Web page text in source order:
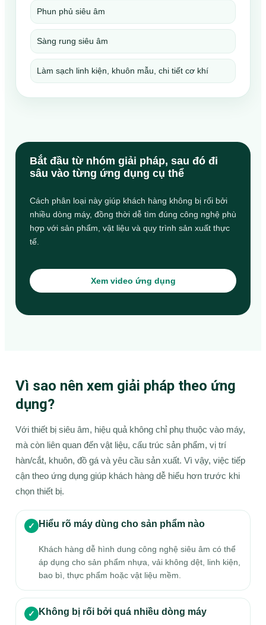
Phun phủ siêu âm
Sàng rung siêu âm
Làm sạch linh kiện, khuôn mẫu, chi tiết cơ khí
Bắt đầu từ nhóm giải pháp, sau đó đi
sâu vào từng ứng dụng cụ thể
Cách phân loại này giúp khách hàng không bị rối bởi
nhiều dòng máy, đồng thời dễ tìm đúng công nghệ phù
hợp với sản phẩm, vật liệu và quy trình sản xuất thực
tế.
Xem video ứng dụng
Vì sao nên xem giải pháp theo ứng
dụng?
Với thiết bị siêu âm, hiệu quả không chỉ phụ thuộc vào máy,
mà còn liên quan đến vật liệu, cấu trúc sản phẩm, vị trí
hàn/cắt, khuôn, đồ gá và yêu cầu sản xuất. Vì vậy, việc tiếp
cận theo ứng dụng giúp khách hàng dễ hiểu hơn trước khi
chọn thiết bị.
✓ Hiểu rõ máy dùng cho sản phẩm nào
Khách hàng dễ hình dung công nghệ siêu âm có thể
áp dụng cho sản phẩm nhựa, vải không dệt, linh kiện,
bao bì, thực phẩm hoặc vật liệu mềm.
✓ Không bị rối bởi quá nhiều dòng máy